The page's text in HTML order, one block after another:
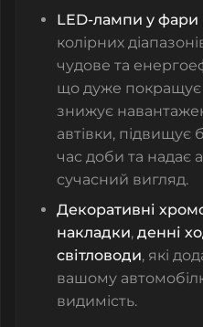
LED-лампи у фари
колірних
чудове та
що дуже покращує
знижує
автівки, підвищує
час доби та надає
сучасний вигляд.
Декоративні
накладки, денні
світловоди, які
вашому
видимість.